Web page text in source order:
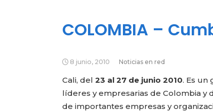
COLOMBIA –
8 junio, 2010 Noticias en red
Cali, del 23 al 27 de junio 2010. Es un
líderes y empresarias de Colombia y
de importantes empresas y